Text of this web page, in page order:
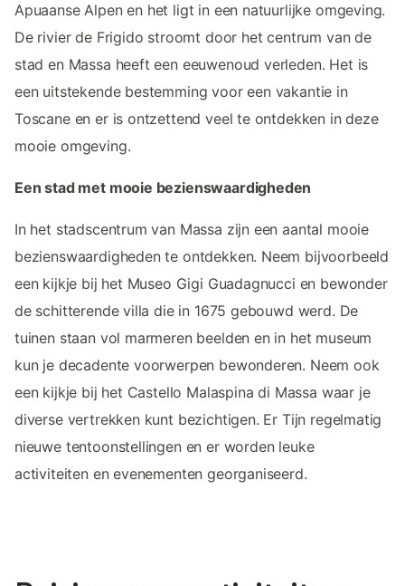
Apuaanse Alpen en het ligt in een natuurlijke omgeving.
De rivier de Frigido stroomt door het centrum van de
stad en Massa heeft een eeuwenoud verleden. Het is
een uitstekende bestemming voor een vakantie in
Toscane en er is ontzettend veel te ontdekken in deze
mooie omgeving.
Een stad met mooie bezienswaardigheden
In het stadscentrum van Massa zijn een aantal mooie
bezienswaardigheden te ontdekken. Neem bijvoorbeeld
een kijkje bij het Museo Gigi Guadagnucci en bewonder
de schitterende villa die in 1675 gebouwd werd. De
tuinen staan vol marmeren beelden en in het museum
kun je decadente voorwerpen bewonderen. Neem ook
een kijkje bij het Castello Malaspina di Massa waar je
diverse vertrekken kunt bezichtigen. Er Tijn regelmatig
nieuwe tentoonstellingen en er worden leuke
activiteiten en evenementen georganiseerd.